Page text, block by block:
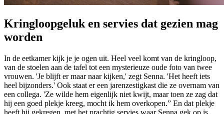
Kringloopgeluk en servies dat gezien mag
worden
In de eetkamer kijk je je ogen uit. Heel veel komt van de kringloop,
van de stoelen aan de tafel tot een mysterieuze oude foto van twee
vrouwen. 'Je blijft er maar naar kijken,' zegt Senna. 'Het heeft iets
heel bijzonders.' Ook staat er een jarenzestigkast die ze overnam van
een collega. 'Ze wilde hem eigenlijk niet kwijt, maar toen ze zag dat
hij een goed plekje kreeg, mocht ik hem overkopen.” En dat plekje
heeft hij gekregen, met het prachtig servies waar Senna gek op is.